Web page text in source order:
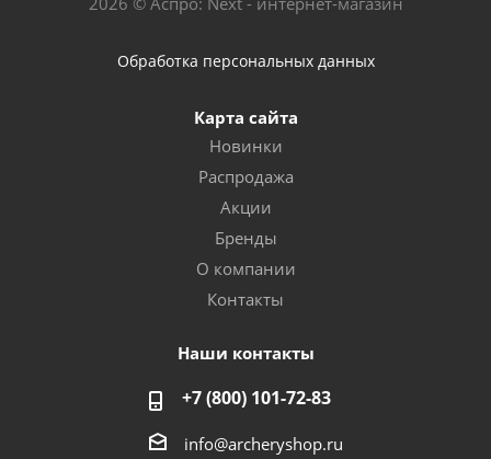
Обработка персональных данных
Карта сайта
Новинки
Распродажа
Акции
Бренды
О компании
Контакты
Наши контакты
+7 (800) 101-72-83
info@archeryshop.ru